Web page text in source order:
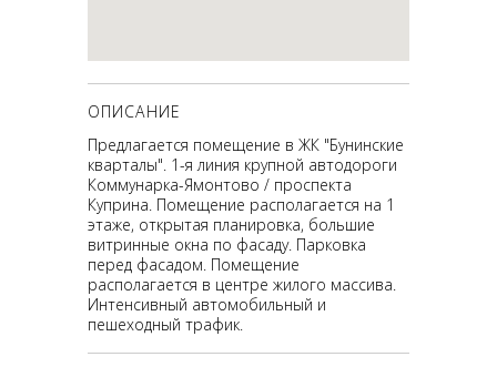
ОПИСАНИЕ
Предлагается помещение в ЖК "Бунинские
кварталы". 1-я линия крупной автодороги
Коммунарка-Ямонтово / проспекта
Куприна. Помещение располагается на 1
этаже, открытая планировка, большие
витринные окна по фасаду. Парковка
перед фасадом. Помещение
располагается в центре жилого массива.
Интенсивный автомобильный и
пешеходный трафик.